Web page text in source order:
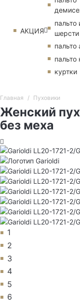
АКЦИЯ
пальто
шерсти
пальто
пальто
куртки
Главная Пуховики
Женский
без меха
1
2
3
4
5
6